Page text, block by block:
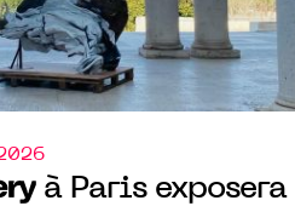
à Paris exposera